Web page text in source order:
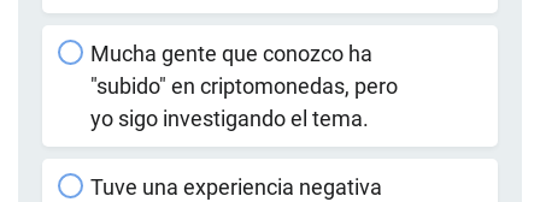
Mucha gente que conozco ha
"subido" en criptomonedas, pero
yo sigo investigando el tema.
Tuve una experiencia negativa